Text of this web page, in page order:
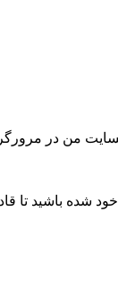
من در
شده باشید تا